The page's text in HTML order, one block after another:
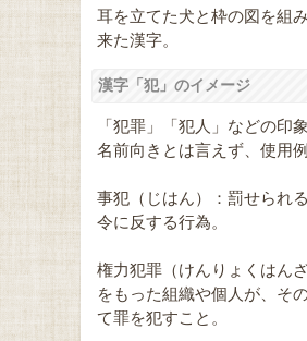
耳を立てた犬と枠の図を組
来た漢字。
漢字「犯」のイメージ
「犯罪」「犯人」などの印
名前向きとは言えず、使用例
事犯（じはん）：罰せられ
令に反する行為。
権力犯罪（けんりょくはん
をもった組織や個人が、そ
て罪を犯すこと。